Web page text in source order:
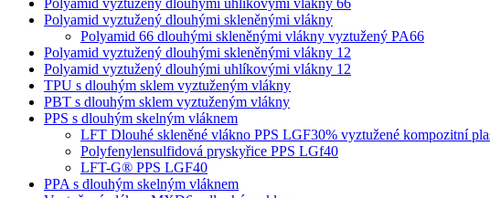
Polyamid vyztužený dlouhými skleněnými vlákny
Polyamid 66 dlouhými skleněnými vlákny vyztužený PA66
Polyamid vyztužený dlouhými skleněnými vlákny 12
Polyamid vyztužený dlouhými uhlíkovými vlákny 12
TPU s dlouhým sklem vyztuženým vlákny
PBT s dlouhým sklem vyztuženým vlákny
PPS s dlouhým skelným vláknem
LFT Dlouhé skleněné vlákno PPS LGF30% vyztužené kompozitní
Polyfenylensulfidová pryskyřice PPS LGf40
LFT-G® PPS LGF40
PPA s dlouhým skelným vláknem